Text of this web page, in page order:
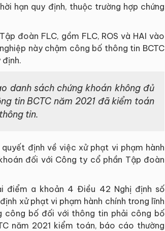
hạn quy định, thuộc trường hợp chứng
đoàn FLC, gồm FLC, ROS và HAI vào
này chậm công bố thông tin BCTC
định.
danh sách chứng khoán không đủ
tin BCTC năm 2021 đã kiểm toán
tin.
định về việc xử phạt vi phạm hành
đối với Công ty cổ phần Tập đoàn
điểm a khoản 4 Điều 42 Nghị định số
xử phạt vi phạm hành chính trong lĩnh
công bố đối với thông tin phải công bố
năm 2021 kiểm toán, báo cáo thường